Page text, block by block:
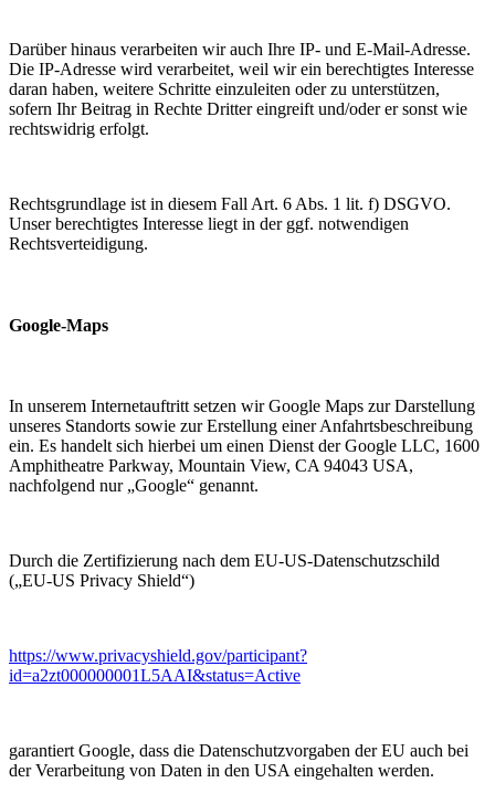
Darüber hinaus verarbeiten wir auch Ihre IP- und E-Mail-Adresse.
Die IP-Adresse wird verarbeitet, weil wir ein berechtigtes Interesse
daran haben, weitere Schritte einzuleiten oder zu unterstützen,
sofern Ihr Beitrag in Rechte Dritter eingreift und/oder er sonst wie
rechtswidrig erfolgt.
Rechtsgrundlage ist in diesem Fall Art. 6 Abs. 1 lit. f) DSGVO.
Unser berechtigtes Interesse liegt in der ggf. notwendigen
Rechtsverteidigung.
Google-Maps
In unserem Internetauftritt setzen wir Google Maps zur Darstellung
unseres Standorts sowie zur Erstellung einer Anfahrtsbeschreibung
ein. Es handelt sich hierbei um einen Dienst der Google LLC, 1600
Amphitheatre Parkway, Mountain View, CA 94043 USA,
nachfolgend nur „Google“ genannt.
Durch die Zertifizierung nach dem EU-US-Datenschutzschild
(„EU-US Privacy Shield“)
https://www.privacyshield.gov/participant?
id=a2zt000000001L5AAI&status=Active
garantiert Google, dass die Datenschutzvorgaben der EU auch bei
der Verarbeitung von Daten in den USA eingehalten werden.